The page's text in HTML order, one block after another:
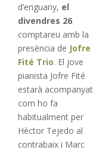
d’enguany, el
divendres 26
comptareu amb la
presència de Jofre
Fité Trio. El jove
pianista Jofre Fité
estarà acompanyat
com ho fa
habitualment per
Hèctor Tejedo al
contrabaix i Marc